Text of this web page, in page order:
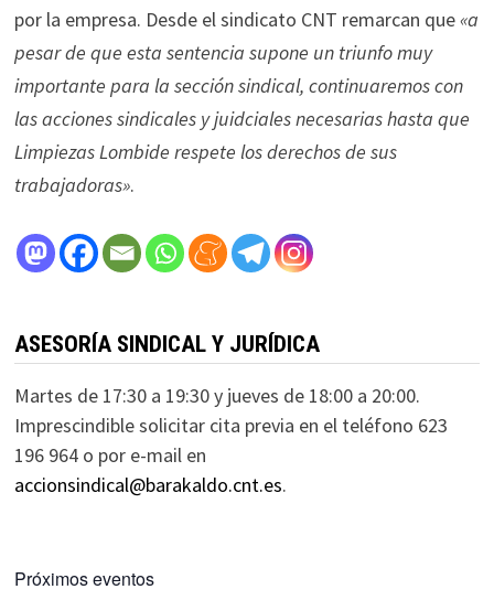
por la empresa. Desde el sindicato CNT remarcan que«a
pesar de que esta sentencia supone un triunfo muy
importante para la sección sindical, continuaremos con
las acciones sindicales y juidciales necesarias hasta que
Limpiezas Lombide respete los derechos de sus
trabajadoras».
ASESORÍA SINDICAL Y JURÍDICA
Martes de 17:30 a 19:30 y jueves de 18:00 a 20:00.
Imprescindible solicitar cita previa en el teléfono 623
196 964 o por e-mail en
accionsindical@barakaldo.cnt.es.
Próximos eventos